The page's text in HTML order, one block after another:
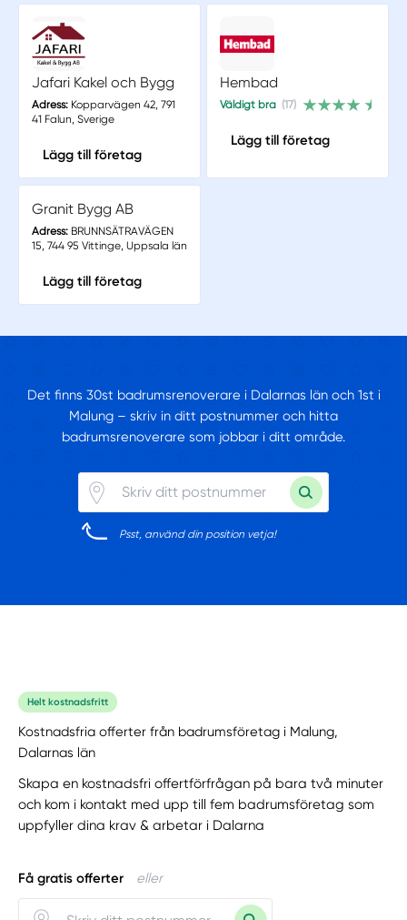
Jafari Kakel och Bygg
Adress:Kopparvägen 42, 791
41 Falun, Sverige
Lägg till företag
Hembad
Väldigt bra (17)
Lägg till företag
Granit Bygg AB
Adress:BRUNNSÄTRAVÄGEN
15, 744 95 Vittinge, Uppsala län
Lägg till företag
Det finns 30st badrumsrenoverare i Dalarnas län och 1st i
Malung – skriv in ditt postnummer och hitta
badrumsrenoverare som jobbar i ditt område.
Psst, använd din position vetja!
Helt kostnadsfritt
Kostnadsfria offerter från badrumsföretag i Malung,
Dalarnas län
Skapa en kostnadsfri offertförfrågan på bara två minuter
och kom i kontakt med upp till fem badrumsföretag som
uppfyller dina krav & arbetar i Dalarna
Få gratis offerter eller